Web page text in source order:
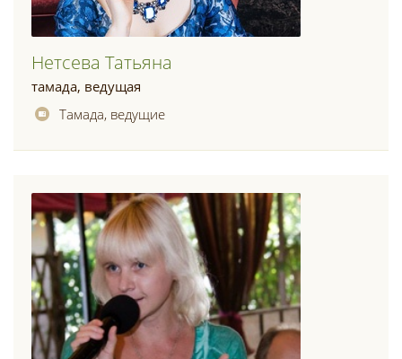
Нетсева Татьяна
тамада, ведущая
Тамада, ведущие